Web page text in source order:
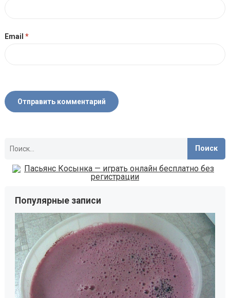
Email *
Популярные записи